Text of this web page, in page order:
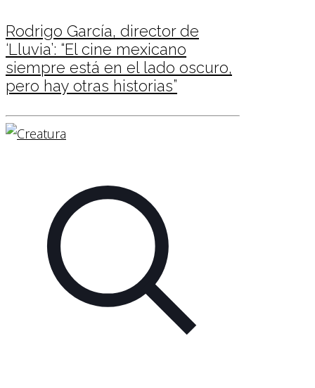
Rodrigo García, director de
‘Lluvia’: “El cine mexicano
siempre está en el lado oscuro,
pero hay otras historias”